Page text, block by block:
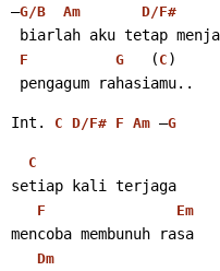
–G/B Am D/F#
biarlah aku tetap
F G
   (
C )
pengagum rahasiamu..
Int. C D/F# F Am –G
C
setiap kali terjaga
F Em
mencoba membunuh rasa
Dm